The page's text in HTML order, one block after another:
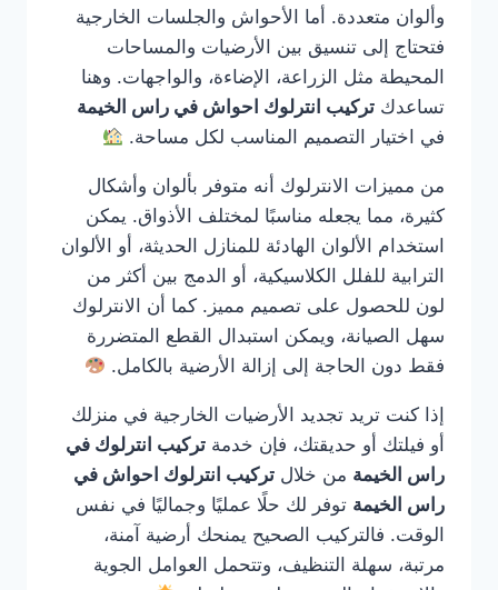
وألوان متعددة. أما الأحواش والجلسات الخارجية
فتحتاج إلى تنسيق بين الأرضيات والمساحات
المحيطة مثل الزراعة، الإضاءة، والواجهات. وهنا
تساعدك تركيب انترلوك احواش في راس الخيمة
في اختيار التصميم المناسب لكل مساحة.
من مميزات الانترلوك أنه متوفر بألوان وأشكال
كثيرة، مما يجعله مناسبًا لمختلف الأذواق. يمكن
استخدام الألوان الهادئة للمنازل الحديثة، أو الألوان
الترابية للفلل الكلاسيكية، أو الدمج بين أكثر من
لون للحصول على تصميم مميز. كما أن الانترلوك
سهل الصيانة، ويمكن استبدال القطع المتضررة
فقط دون الحاجة إلى إزالة الأرضية بالكامل.
إذا كنت تريد تجديد الأرضيات الخارجية في منزلك
أو فيلتك أو حديقتك، فإن خدمة تركيب انترلوك في
راس الخيمة من خلال تركيب انترلوك احواش في
راس الخيمة توفر لك حلًا عمليًا وجماليًا في نفس
الوقت. فالتركيب الصحيح يمنحك أرضية آمنة،
مرتبة، سهلة التنظيف، وتتحمل العوامل الجوية